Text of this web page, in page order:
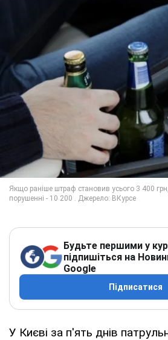
Будьте першими у
підпишіться на
Google
Підписатися
У Києві за п'ять днів